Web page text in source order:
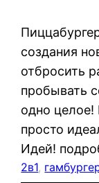
создания
отбросить
пробывать
одно целое!
просто
Идей!
2в1,